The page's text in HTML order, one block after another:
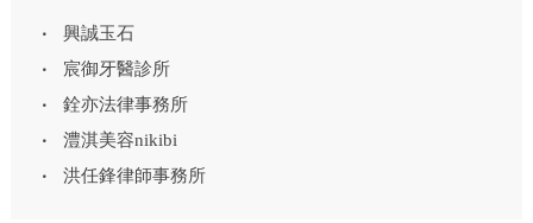
興誠玉石
宸御牙醫診所
銓亦法律事務所
澧淇美容nikibi
洪任鋒律師事務所